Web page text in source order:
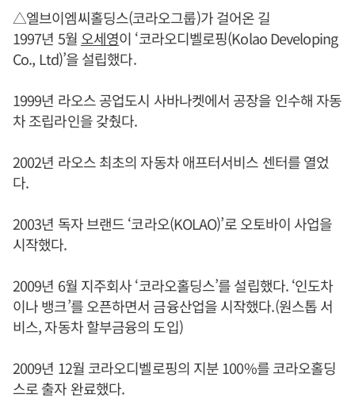
△엘브이엠씨홀딩스(코라오그룹)가 걸어온 길
1997년 5월 오세영이 ‘코라오디벨로핑(Kolao Developing
Co., Ltd)’을 설립했다.
1999년 라오스 공업도시 사바나켓에서 공장을 인수해 자동
차 조립라인을 갖췄다.
2002년 라오스 최초의 자동차 애프터서비스 센터를 열었
다.
2003년 독자 브랜드 ‘코라오(KOLAO)’로 오토바이 사업을
시작했다.
2009년 6월 지주회사 ‘코라오홀딩스’를 설립했다. ‘인도차
이나 뱅크’를 오픈하면서 금융산업을 시작했다.(원스톱 서
비스, 자동차 할부금융의 도입)
2009년 12월 코라오디벨로핑의 지분 100%를 코라오홀딩
스로 출자 완료했다.